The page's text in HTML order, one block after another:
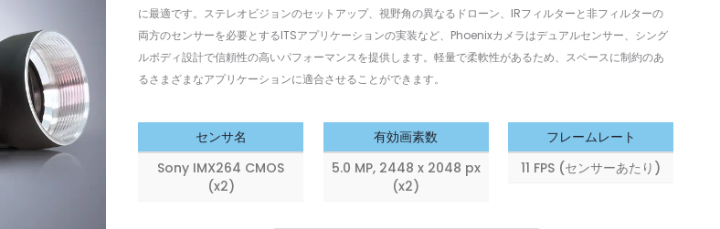
に最適です。ステレオビジョンのセットアップ、視野角の異なるドローン、IRフィルターと非フィルターの
両方のセンサーを必要とするITSアプリケーションの実装など、Phoenixカメラはデュアルセンサー、シング
ルボディ設計で信頼性の高いパフォーマンスを提供します。軽量で柔軟性があるため、スペースに制約のあ
るさまざまなアプリケーションに適合させることができます。
センサ名
Sony IMX264 CMOS
(x2)
有効画素数
5.0 MP, 2448 x 2048 px
(x2)
フレームレート
11 FPS (センサーあたり)